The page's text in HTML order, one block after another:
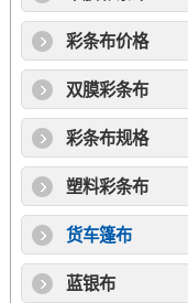
彩条布价格
双膜彩条布
彩条布规格
塑料彩条布
货车篷布
蓝银布